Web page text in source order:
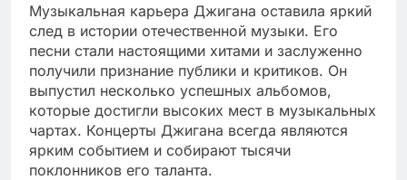
Музыкальная карьера Джигана оставила яркий
след в истории отечественной музыки. Его
песни стали настоящими хитами и заслуженно
получили признание публики и критиков. Он
выпустил несколько успешных альбомов,
которые достигли высоких мест в музыкальных
чартах. Концерты Джигана всегда являются
ярким событием и собирают тысячи
поклонников его таланта.